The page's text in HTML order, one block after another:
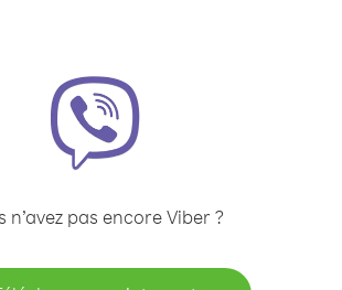
n’avez pas encore Viber ?